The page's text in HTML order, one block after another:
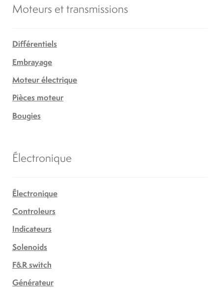
Moteurs et transmissions
Différentiels
Embrayage
Moteur électrique
Pièces moteur
Bougies
Électronique
Électronique
Controleurs
Indicateurs
Solenoids
F&R switch
Générateur